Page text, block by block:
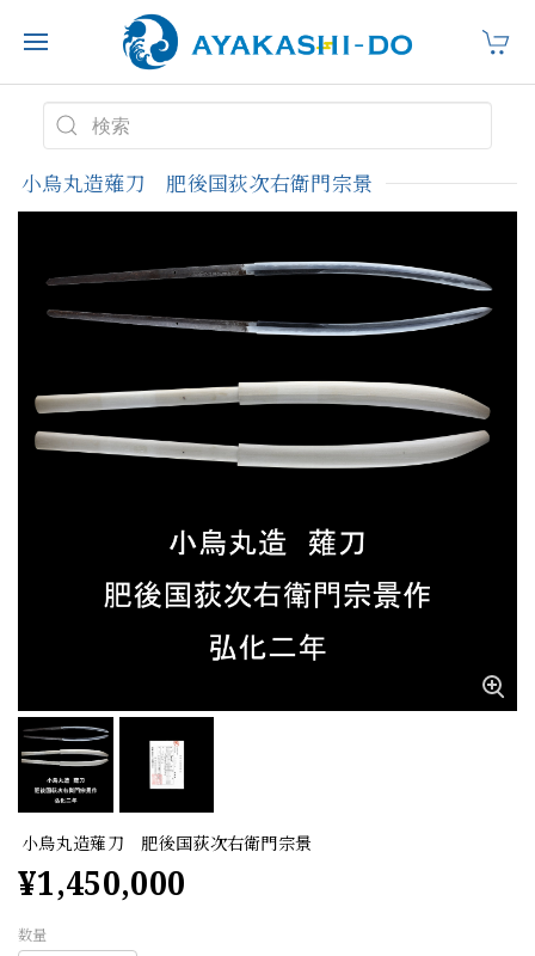
小烏丸造薙刀 肥後国荻次右衛門宗景
小烏丸造薙刀 肥後国荻次右衛門宗景
¥1,450,000
数量